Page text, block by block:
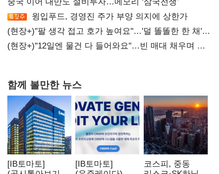
윙입푸드, 경영진 주가 부양 의지에 상한가
(현장+)"팔 생각 접고 호가 높여요"…'덜 똘똘한 한 채'
20억 키맞추기
(현장+)"12일엔 물건 다 들어와요"…빈 매대 채우며 문
함께 볼만한 뉴스
[IB토마토]
[IB토마토]
코스피, 중동